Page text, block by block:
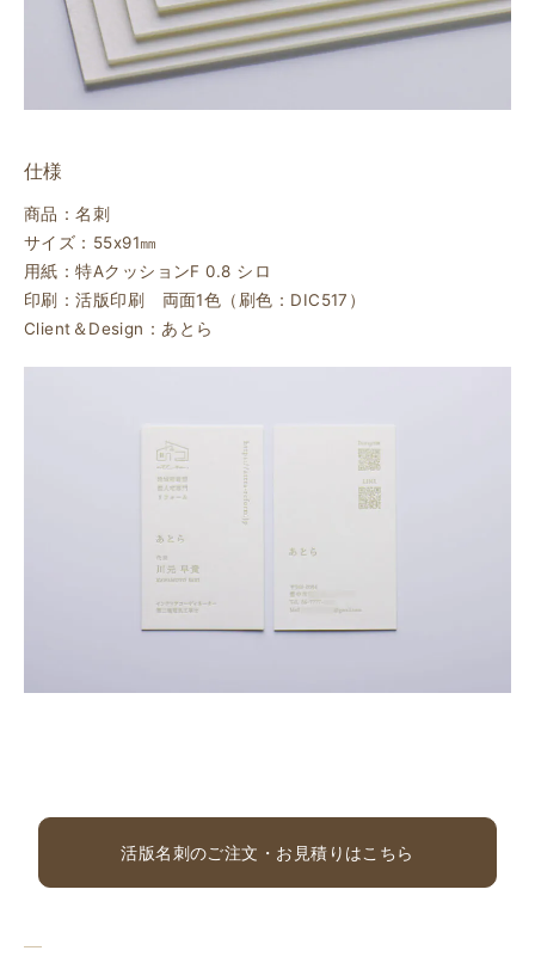
仕様
商品：名刺
サイズ：55ⅹ91㎜
用紙：特AクッションF 0.8 シロ
印刷：活版印刷 両面1色（刷色：DIC517）
Client＆Design：あとら
活版名刺のご注文・お見積りはこちら